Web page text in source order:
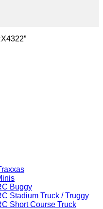
Buggy
Stadium Truck / Truggy
Short Course Truck